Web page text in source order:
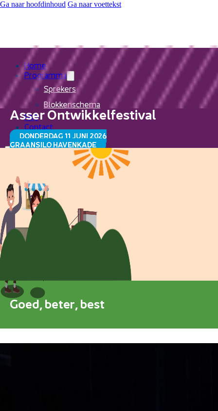
Ga naar hoofdinhoud Ga naar voettekst
Home
Programma
Sprekers
Blokkenschema
FAQ
Contact
Home
Programma
Sprekers
Blokkenschema
Asser Ontwikkelfestival
DONDERDAG 11 JUNI 2026
GRAANSILO HAVENKADE
Goed, beter, best